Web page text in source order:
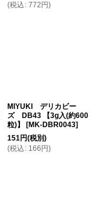
(税込 : 772 円)
MIYUKI デリカビー
ズ DB43 【3g入(約600
粒)】
[MK-DBR0043]
151円(税別)
(税込 : 166 円)